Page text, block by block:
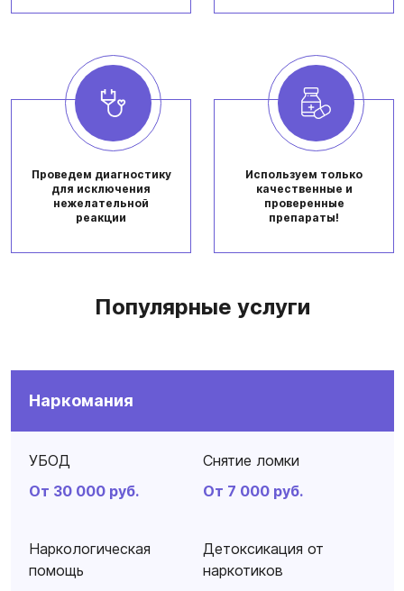
Проведем диагностику
для исключения
нежелательной
реакции
Используем только
качественные и
проверенные
препараты!
Популярные услуги
Наркомания
УБОД
От 30 000 руб.
Снятие ломки
От 7 000 руб.
Наркологическая
помощь
Детоксикация от
наркотиков